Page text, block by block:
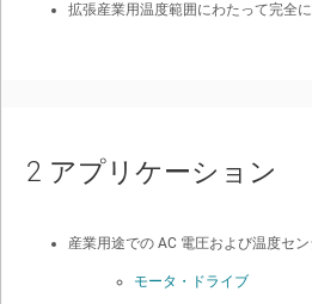
拡張産業用温度範囲にわたって完全
2 アプリケーション
産業用途での AC 電圧および温度セ
モータ・ドライブ